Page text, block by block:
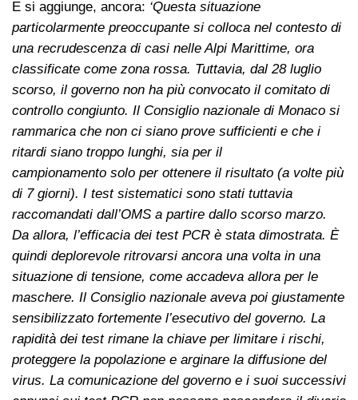
E si aggiunge, ancora: ‘Questa situazione
particolarmente preoccupante si colloca nel contesto di
una recrudescenza di casi nelle Alpi Marittime, ora
classificate come zona rossa. Tuttavia, dal 28 luglio
scorso, il governo non ha più convocato il comitato di
controllo congiunto. Il Consiglio nazionale di Monaco si
rammarica che non ci siano prove sufficienti e che i
ritardi siano troppo lunghi, sia per il
campionamento solo per ottenere il risultato (a volte più
di 7 giorni). I test sistematici sono stati tuttavia
raccomandati dall’OMS a partire dallo scorso marzo.
Da allora, l’efficacia dei test PCR è stata dimostrata. È
quindi deplorevole ritrovarsi ancora una volta in una
situazione di tensione, come accadeva allora per le
maschere. Il Consiglio nazionale aveva poi giustamente
sensibilizzato fortemente l’esecutivo del governo. La
rapidità dei test rimane la chiave per limitare i rischi,
proteggere la popolazione e arginare la diffusione del
virus. La comunicazione del governo e i suoi successivi